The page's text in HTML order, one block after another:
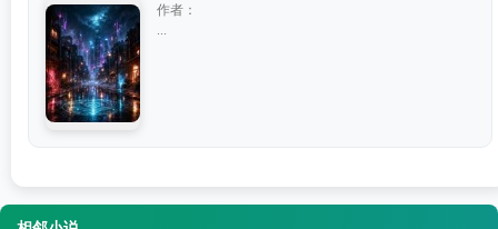
作者：